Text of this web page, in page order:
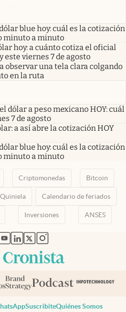
blue hoy: cuál es la cotización
minuto a minuto
hoy: a cuánto cotiza el oficial
este viernes 7 de agosto
observar una tela clara colgando
en la ruta
dólar a peso mexicano HOY: cuál
7 de agosto
a así abre la cotización HOY
blue hoy: cuál es la cotización
minuto a minuto
Criptomonedas Bitcoin
Quiniela Calendario de feriados
Inversiones ANSES
en nueva pestaña
abre en nueva pestaña
abre en nueva pestaña
abre en nueva pestaña
abre en nueva pestaña
SuscribiteQuiénes Somos